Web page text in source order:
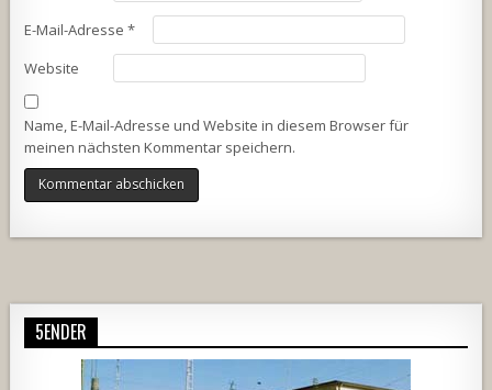
E-Mail-Adresse*
Website
Name, E-Mail-Adresse und Website in diesem Browser für
meinen nächsten Kommentar speichern.
5ENDER